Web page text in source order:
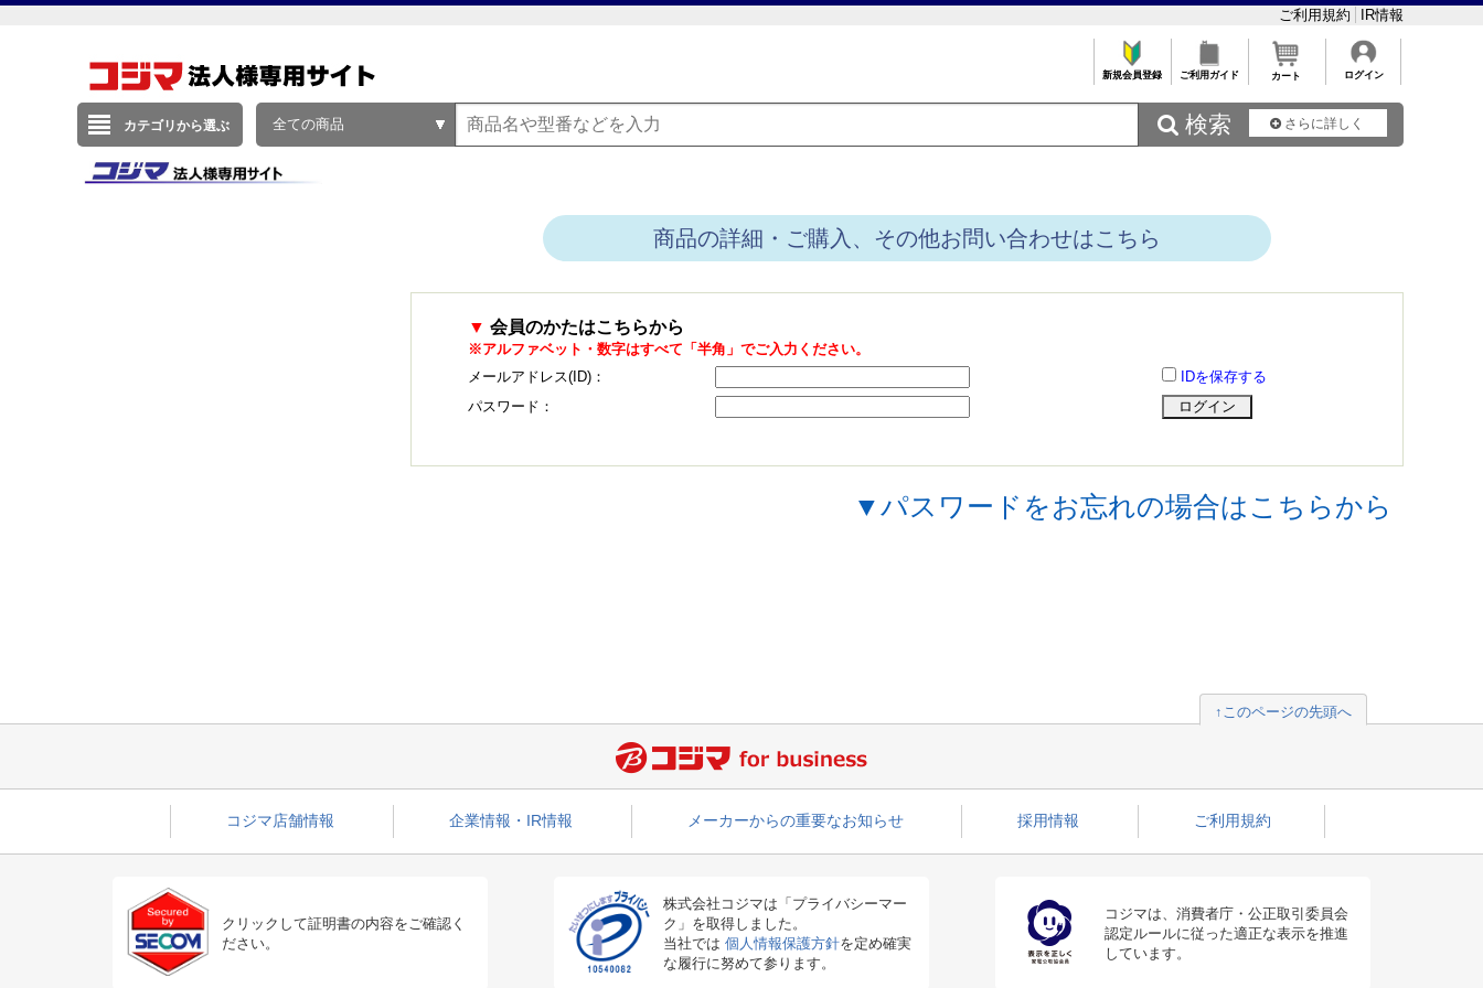
ご利用規約 IR情報
新規会員登録 ご利用ガイド カート ログイン
カテゴリから選ぶ 全ての商品  検索 さらに詳しく
商品の詳細・ご購入、その他お問い合わせはこちら
▼ 会員のかたはこちらから
※アルファベット・数字はすべて「半角」でご入力ください。
メールアドレス(ID)：
IDを保存する
パスワード：
▼パスワードをお忘れの場合はこちらから
↑このページの先頭へ
コジマ店舗情報 企業情報・IR情報 メーカーからの重要なお知らせ 採用情報 ご利用規約
クリックして証明書の内容をご確認く
ださい。
株式会社コジマは「プライバシーマー
ク」を取得しました。
当社では 個人情報保護方針を定め確実
な履行に努めて参ります。
コジマは、消費者庁・公正取引委員会
認定ルールに従った適正な表示を推進
しています。